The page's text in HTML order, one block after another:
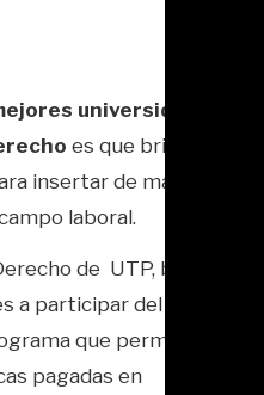
universidades
es que brindan
insertar de manera
laboral.
de UTP, brinda la
a participar del
que permite a los
pagadas en